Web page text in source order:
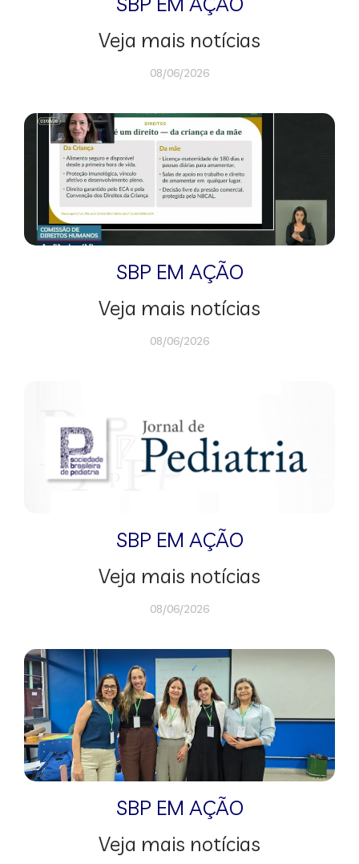
Veja mais notícias
08/06/2026
SBP EM AÇÃO
Veja mais notícias
08/06/2026
SBP EM AÇÃO
Veja mais notícias
08/06/2026
SBP EM AÇÃO
Veja mais notícias